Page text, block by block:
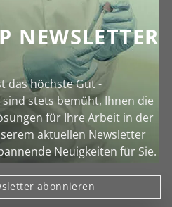
NEWSLETTER
das höchste Gut -
sind stets bemüht, Ihnen die
für Ihre Arbeit in der
aktuellen Newsletter
Neuigkeiten für Sie.
abonnieren